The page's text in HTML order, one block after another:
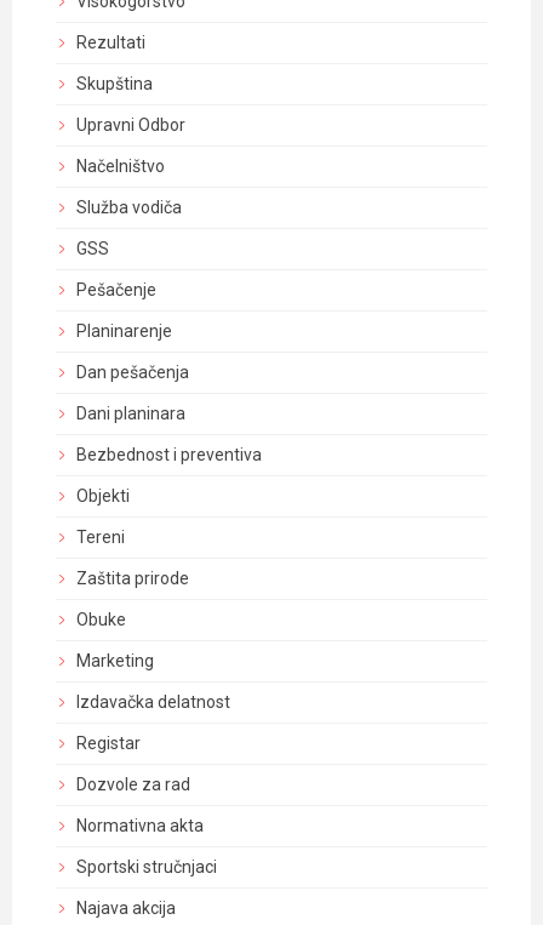
Rezultati
Skupština
Upravni Odbor
Načelništvo
Služba vodiča
GSS
Pešačenje
Planinarenje
Dan pešačenja
Dani planinara
Bezbednost i preventiva
Objekti
Tereni
Zaštita prirode
Obuke
Marketing
Izdavačka delatnost
Registar
Dozvole za rad
Normativna akta
Sportski stručnjaci
Najava akcija